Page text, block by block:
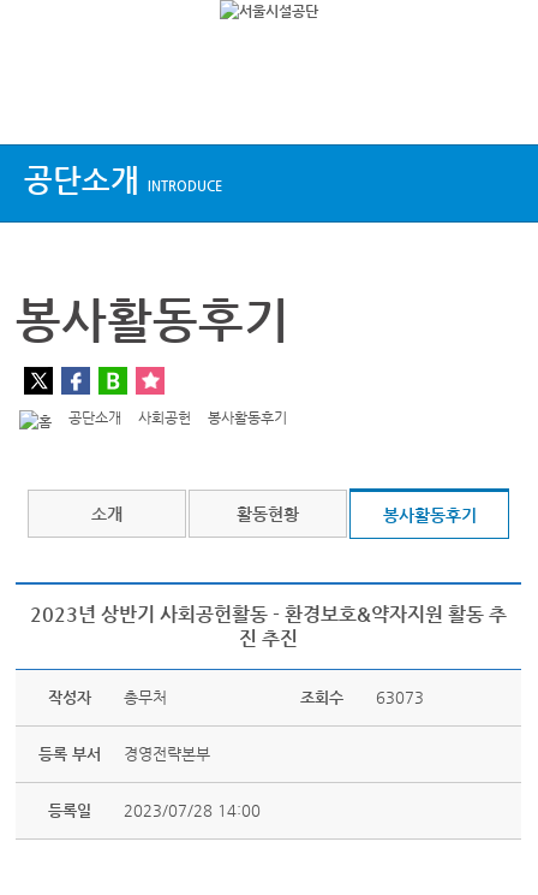
공단소개 INTRODUCE
봉사활동후기
공단소개 사회공헌 봉사활동후기
소개 활동현황 봉사활동후기
2023년 상반기 사회공헌활동 - 환경보호&약자지원 활동 추
진 추진
작성자 총무처 조회수 63073
등록 부서 경영전략본부
등록일 2023/07/28 14:00